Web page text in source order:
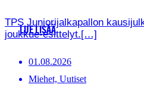
TPS Juniorijalkapallon
joukkue-esittelyt.[…]
LUE LISÄÄ
01.08.2026
Miehet, Uutiset